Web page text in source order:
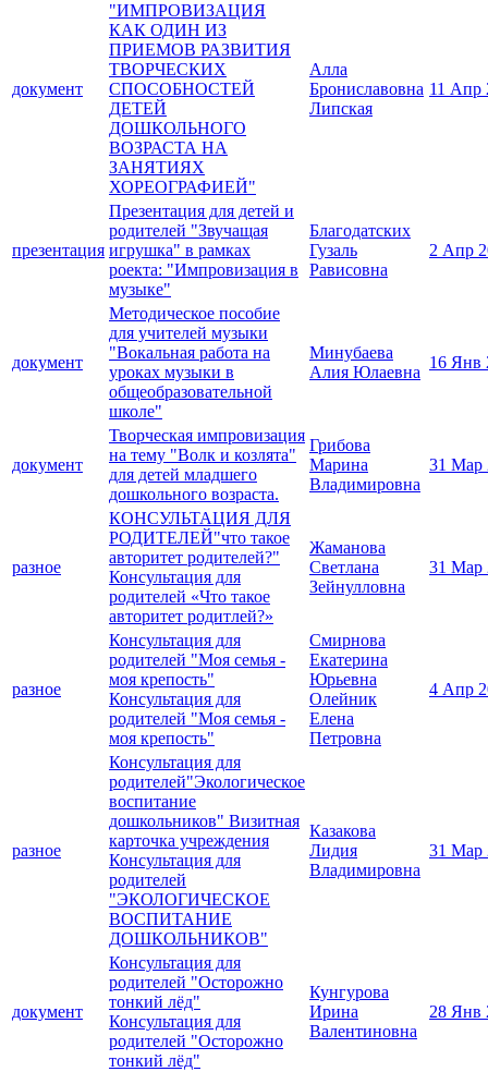
документ
"ИМПРОВИЗАЦИЯ
КАК ОДИН ИЗ
ПРИЕМОВ РАЗВИТИЯ
ТВОРЧЕСКИХ
СПОСОБНОСТЕЙ
ДЕТЕЙ
ДОШКОЛЬНОГО
ВОЗРАСТА НА
ЗАНЯТИЯХ
ХОРЕОГРАФИЕЙ"
Алла
Брониславовна
Липская
11 Апр
презентация
Презентация для детей и
родителей "Звучащая
игрушка" в рамках
роекта: "Импровизация в
музыке"
Благодатских
Гузаль
Рависовна
2 Апр
документ
Методическое пособие
для учителей музыки
"Вокальная работа на
уроках музыки в
общеобразовательной
школе"
Минубаева
Алия Юлаевна
16 Янв
документ
Творческая импровизация
на тему "Волк и козлята"
для детей младшего
дошкольного возраста.
Грибова
Марина
Владимировна
31 Мар
разное
КОНСУЛЬТАЦИЯ ДЛЯ
РОДИТЕЛЕЙ"что такое
авторитет родителей?"
Консультация для
родителей «Что такое
авторитет родитлей?»
Жаманова
Светлана
Зейнулловна
31 Мар
разное
Консультация для
родителей "Моя семья -
моя крепость"
Консультация для
родителей "Моя семья -
моя крепость"
Смирнова
Екатерина
Юрьевна
Олейник
Елена
Петровна
4 Апр
разное
Консультация для
родителей"Экологическое
воспитание
дошкольников" Визитная
карточка учреждения
Консультация для
родителей
"ЭКОЛОГИЧЕСКОЕ
ВОСПИТАНИЕ
ДОШКОЛЬНИКОВ"
Казакова
Лидия
Владимировна
31 Мар
документ
Консультация для
родителей "Осторожно
тонкий лёд"
Консультация для
родителей "Осторожно
тонкий лёд"
Кунгурова
Ирина
Валентиновна
28 Янв